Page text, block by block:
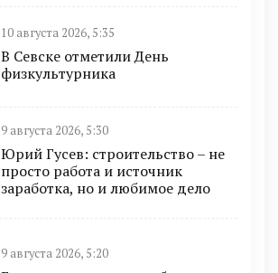
10 августа 2026, 5:35
В Севске отметили День
физкультурника
9 августа 2026, 5:30
Юрий Гусев: строительство – не
просто работа и источник
заработка, но и любимое дело
9 августа 2026, 5:20